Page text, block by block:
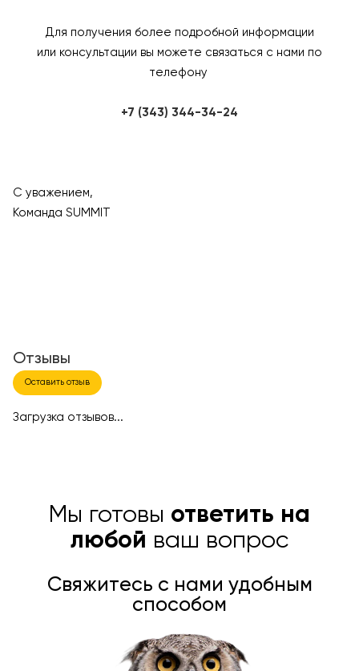
Для получения более подробной информации
или консультации вы можете связаться с нами по
телефону
+7 (343) 344-34-24
С уважением,
Команда SUMMIT
Отзывы
Оставить отзыв
Загрузка отзывов...
Мы готовы ответить на
любой ваш вопрос
Свяжитесь с нами удобным
способом